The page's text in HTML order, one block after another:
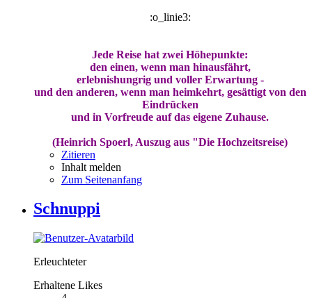
:o_linie3:
Jede Reise hat zwei Höhepunkte:
den einen, wenn man hinausfährt,
erlebnishungrig und voller Erwartung -
und den anderen, wenn man heimkehrt, gesättigt von den
Eindrücken
und in Vorfreude auf das eigene Zuhause.
(Heinrich Spoerl, Auszug aus "Die Hochzeitsreise)
Zitieren
Inhalt melden
Zum Seitenanfang
Schnuppi
Erleuchteter
Erhaltene Likes